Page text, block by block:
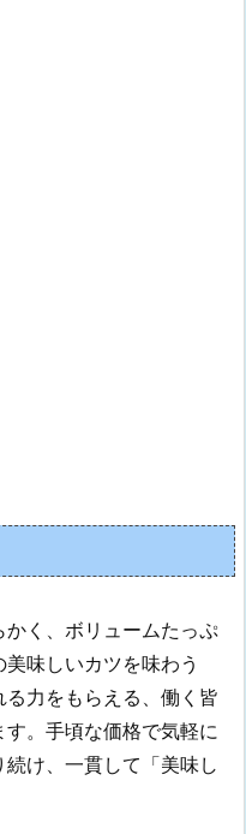
かく、ボリュームたっぷ
味しいカツを味わう
力をもらえる、働く皆
。手頃な価格で気軽に
け、一貫して「美味し